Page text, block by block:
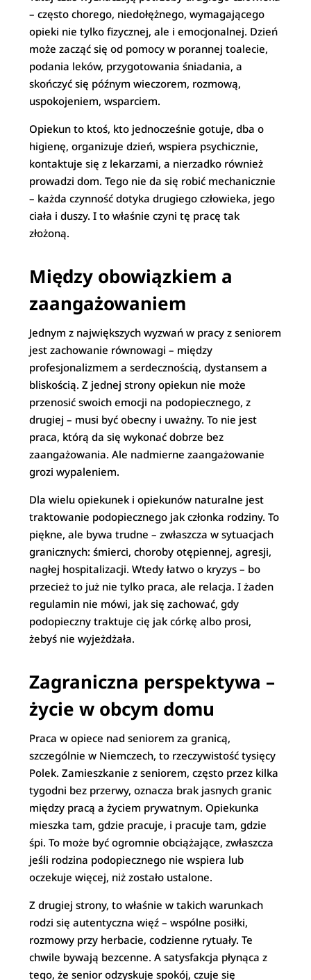
– często chorego, niedołężnego, wymagającego
opieki nie tylko fizycznej, ale i emocjonalnej. Dzień
może zacząć się od pomocy w porannej toalecie,
podania leków, przygotowania śniadania, a
skończyć się późnym wieczorem, rozmową,
uspokojeniem, wsparciem.
Opiekun to ktoś, kto jednocześnie gotuje, dba o
higienę, organizuje dzień, wspiera psychicznie,
kontaktuje się z lekarzami, a nierzadko również
prowadzi dom. Tego nie da się robić mechanicznie
– każda czynność dotyka drugiego człowieka, jego
ciała i duszy. I to właśnie czyni tę pracę tak
złożoną.
Między obowiązkiem a
zaangażowaniem
Jednym z największych wyzwań w pracy z seniorem
jest zachowanie równowagi – między
profesjonalizmem a serdecznością, dystansem a
bliskością. Z jednej strony opiekun nie może
przenosić swoich emocji na podopiecznego, z
drugiej – musi być obecny i uważny. To nie jest
praca, którą da się wykonać dobrze bez
zaangażowania. Ale nadmierne zaangażowanie
grozi wypaleniem.
Dla wielu opiekunek i opiekunów naturalne jest
traktowanie podopiecznego jak członka rodziny. To
piękne, ale bywa trudne – zwłaszcza w sytuacjach
granicznych: śmierci, choroby otępiennej, agresji,
nagłej hospitalizacji. Wtedy łatwo o kryzys – bo
przecież to już nie tylko praca, ale relacja. I żaden
regulamin nie mówi, jak się zachować, gdy
podopieczny traktuje cię jak córkę albo prosi,
żebyś nie wyjeżdżała.
Zagraniczna perspektywa –
życie w obcym domu
Praca w opiece nad seniorem za granicą,
szczególnie w Niemczech, to rzeczywistość tysięcy
Polek. Zamieszkanie z seniorem, często przez kilka
tygodni bez przerwy, oznacza brak jasnych granic
między pracą a życiem prywatnym. Opiekunka
mieszka tam, gdzie pracuje, i pracuje tam, gdzie
śpi. To może być ogromnie obciążające, zwłaszcza
jeśli rodzina podopiecznego nie wspiera lub
oczekuje więcej, niż zostało ustalone.
Z drugiej strony, to właśnie w takich warunkach
rodzi się autentyczna więź – wspólne posiłki,
rozmowy przy herbacie, codzienne rytuały. Te
chwile bywają bezcenne. A satysfakcja płynąca z
tego, że senior odzyskuje spokój, czuje się